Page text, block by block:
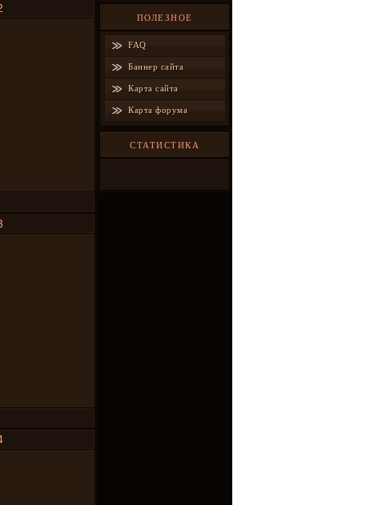
ПОЛЕЗНОЕ
FAQ
Баннер сайта
Карта сайта
Карта форума
СТАТИСТИКА